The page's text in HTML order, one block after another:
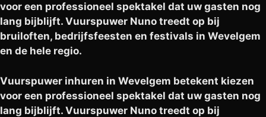
voor een professioneel spektakel dat uw gasten nog
lang bijblijft. Vuurspuwer Nuno treedt op bij
bruiloften, bedrijfsfeesten en festivals in Wevelgem
en de hele regio.
Vuurspuwer inhuren in Wevelgem betekent kiezen
voor een professioneel spektakel dat uw gasten nog
lang bijblijft. Vuurspuwer Nuno treedt op bij